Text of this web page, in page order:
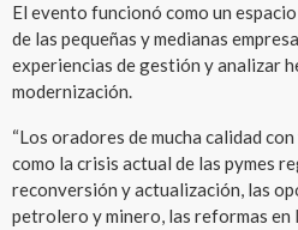
El evento funcionó como un
de las pequeñas y medianas
experiencias de gestión y analizar
modernización.
“Los oradores de mucha calidad
como la crisis actual de las pymes
reconversión y actualización, las
petrolero y minero, las reformas en